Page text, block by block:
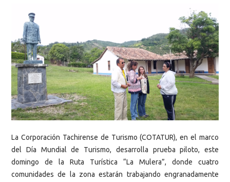
La Corporación Tachirense de Turismo (COTATUR), en el marco
del Día Mundial de Turismo, desarrolla prueba piloto, este
domingo de la Ruta Turística “La Mulera”, donde cuatro
comunidades de la zona estarán trabajando engranadamente